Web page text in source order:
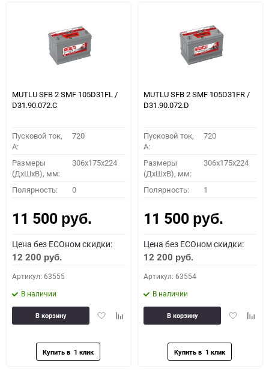
MUTLU SFB 2 SMF 105D31FL /
D31.90.072.C
Пусковой ток,
A:
720
Размеры
(ДхШхВ), мм:
306x175x224
Полярность: 0
11 500 руб.
Цена без ECOном скидки:
12 200 руб.
Артикул: 63555
В наличии
ДобавитьДобавить
В корзину
MUTLU SFB 2 SMF 105D31FR /
D31.90.072.D
Пусковой ток,
A:
720
Размеры
(ДхШхВ), мм:
306x175x224
Полярность: 1
11 500 руб.
Цена без ECOном скидки:
12 200 руб.
Артикул: 63554
В наличии
Добавить
В корзину